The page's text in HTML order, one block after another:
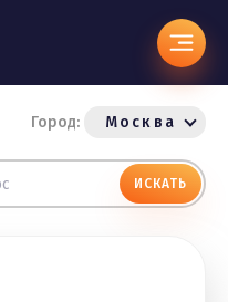
Город: Москва
ИСКАТЬ